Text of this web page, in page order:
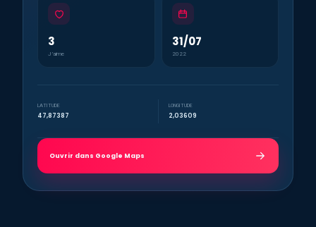
3
J’aime
31/07
2022
LATITUDE
47,87387
LONGITUDE
2,03609
Ouvrir dans Google Maps